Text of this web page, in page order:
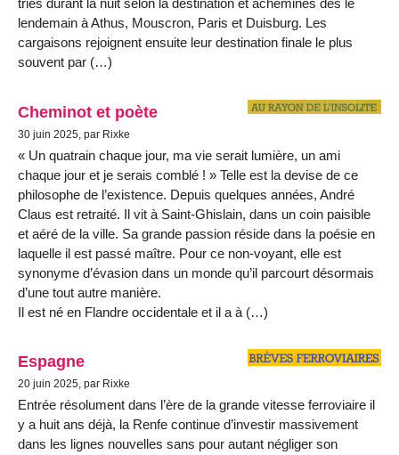
triés durant la nuit selon la destination et acheminés dès le
lendemain à Athus, Mouscron, Paris et Duisburg. Les
cargaisons rejoignent ensuite leur destination finale le plus
souvent par (…)
Cheminot et poète
30 juin 2025, par Rixke
« Un quatrain chaque jour, ma vie serait lumière, un ami
chaque jour et je serais comblé ! » Telle est la devise de ce
philosophe de l’existence. Depuis quelques années, André
Claus est retraité. Il vit à Saint-Ghislain, dans un coin paisible
et aéré de la ville. Sa grande passion réside dans la poésie en
laquelle il est passé maître. Pour ce non-voyant, elle est
synonyme d’évasion dans un monde qu’il parcourt désormais
d’une tout autre manière.
Il est né en Flandre occidentale et il a à (…)
Espagne
20 juin 2025, par Rixke
Entrée résolument dans l’ère de la grande vitesse ferroviaire il
y a huit ans déjà, la Renfe continue d’investir massivement
dans les lignes nouvelles sans pour autant négliger son